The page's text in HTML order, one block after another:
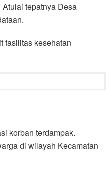
tepatnya Desa
fasilitas kesehatan
korban terdampak.
di wilayah Kecamatan